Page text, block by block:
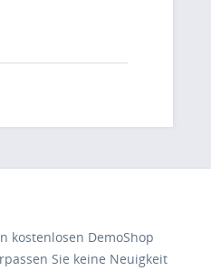
kostenlosen DemoShop
Sie keine Neuigkeit